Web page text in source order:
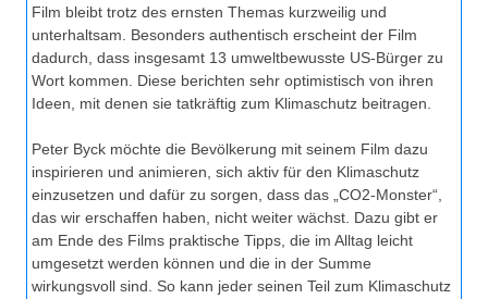
Film bleibt trotz des ernsten Themas kurzweilig und
unterhaltsam. Besonders authentisch erscheint der Film
dadurch, dass insgesamt 13 umweltbewusste US-Bürger zu
Wort kommen. Diese berichten sehr optimistisch von ihren
Ideen, mit denen sie tatkräftig zum Klimaschutz beitragen.
Peter Byck möchte die Bevölkerung mit seinem Film dazu
inspirieren und animieren, sich aktiv für den Klimaschutz
einzusetzen und dafür zu sorgen, dass das „CO2-Monster“,
das wir erschaffen haben, nicht weiter wächst. Dazu gibt er
am Ende des Films praktische Tipps, die im Alltag leicht
umgesetzt werden können und die in der Summe
wirkungsvoll sind. So kann jeder seinen Teil zum Klimaschutz